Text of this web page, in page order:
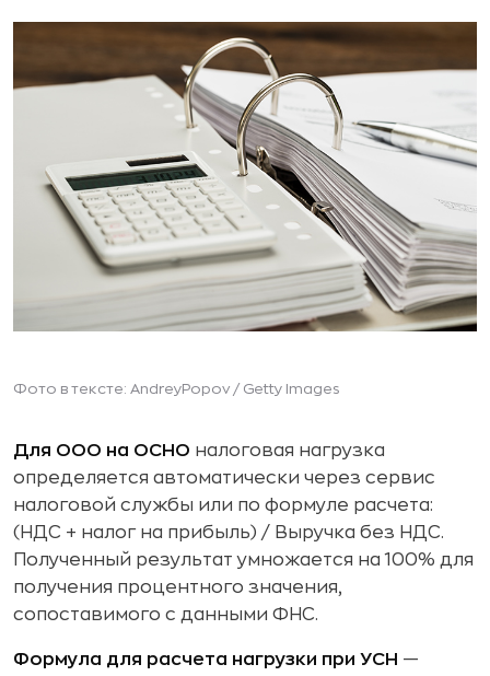
Фото в тексте: AndreyPopov / Getty Images
Для ООО на ОСНО налоговая нагрузка
определяется автоматически через сервис
налоговой службы или по формуле расчета:
(НДС + налог на прибыль) / Выручка без НДС.
Полученный результат умножается на 100% для
получения процентного значения,
сопоставимого с данными ФНС.
Формула для расчета нагрузки при УСН —